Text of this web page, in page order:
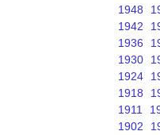
1948
1942
1936
1930
1924
1918
1911
1902